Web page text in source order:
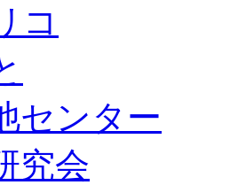
コ
センター
究会